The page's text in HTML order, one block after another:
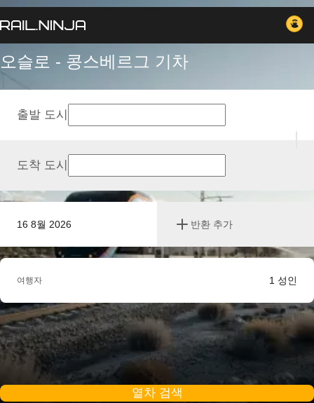
오슬로 - 콩스베르그 기차
16 8월 2026 반환 추가
출발 도시
도착 도시
여행자 1 성인
열차 검색